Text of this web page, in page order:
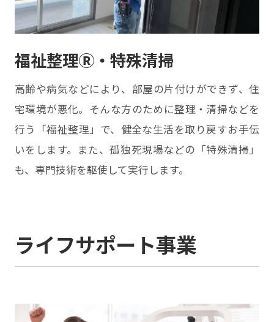
福祉整理Ⓡ・特殊清掃
⾼齢や病気などにより、部屋の⽚付けができず、住
宅環境が悪化。そんな⽅のために整理・清掃などを
⾏う「福祉整理」で、健全な⽣活を取り戻すお⼿伝
いをします。また、孤独死現場などの「特殊清掃」
も、専⾨技術を駆使して実⾏します。
ライフサポート事業